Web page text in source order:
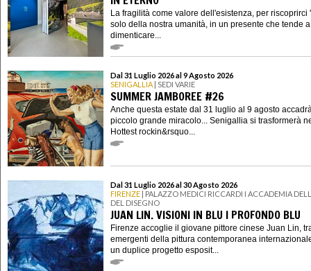
La fragilità come valore dell'esistenza, per riscoprirci
solo della nostra umanità, in un presente che tende
dimenticare...
Dal 31 Luglio 2026 al 9 Agosto 2026
SENIGALLIA | SEDI VARIE
SUMMER JAMBOREE #26
Anche questa estate dal 31 luglio al 9 agosto
piccolo grande miracolo... Senigallia si trasformerà
Hottest rockin&rsquo...
Dal 31 Luglio 2026 al 30 Agosto 2026
FIRENZE | PALAZZO MEDICI RICCARDI I ACCADEMIA
DEL DISEGNO
JUAN LIN. VISIONI IN BLU I PROFONDO BLU
Firenze accoglie il giovane pittore cinese Juan Lin,
emergenti della pittura contemporanea
un duplice progetto esposit...